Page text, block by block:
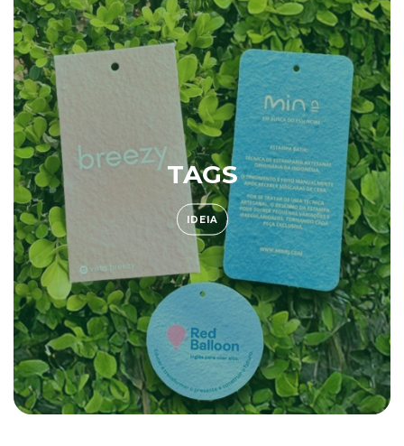
TAGS
IDEIA